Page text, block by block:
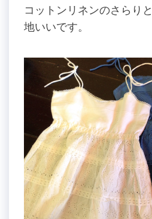
コットンリネンのさらり
地いいです。